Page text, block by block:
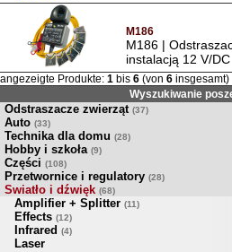
M186
M186 |
instalacją 12 V/DC
angezeigte Produkte: 1 bis 6 (von 6 insgesamt)
Wyszukiwanie
Odstraszacze zwierząt (37)
Auto (33)
Technika dla domu (28)
Hobby i szkoła (9)
Części (108)
Przetwornice i regulatory (28)
Swiatło i dźwięk (68)
Amplifier + Splitter (11)
Effects (12)
Infrared (4)
Laser